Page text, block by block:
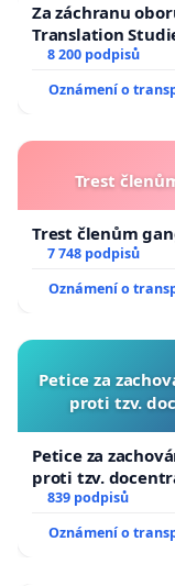
Za záchranu
Translation
University
8 200 podpisů
Oznámení o
Trest
Trest členům
7 748 podpisů
Oznámení o
Petice za
proti tzv.
Petice za
proti tzv.
839 podpisů
Oznámení o